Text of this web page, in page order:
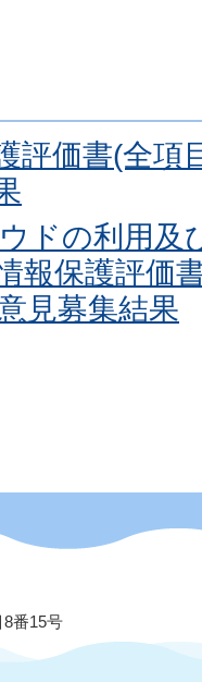
評価書(全項
ドの利用及
報保護評価
見募集結果
番15号